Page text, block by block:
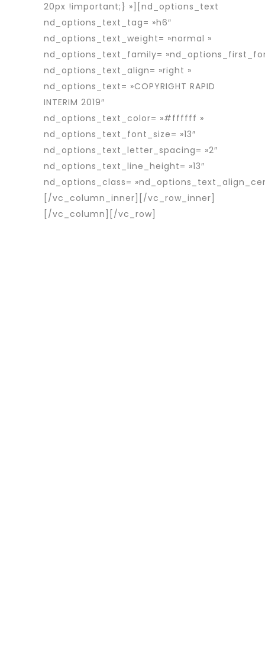
20px !important;} »][nd_options_text
nd_options_text_tag= »h6″
nd_options_text_weight= »normal »
nd_options_text_family=
nd_options_text_align= »right »
nd_options_text= »COPYRIGHT RAPID
INTERIM 2019″
nd_options_text_color= »#ffffff »
nd_options_text_font_size= »13″
nd_options_text_letter_spacing= »2″
nd_options_text_line_height= »13″
nd_options_class=
[/vc_column_inner][/vc_row_inner]
[/vc_column][/vc_row]